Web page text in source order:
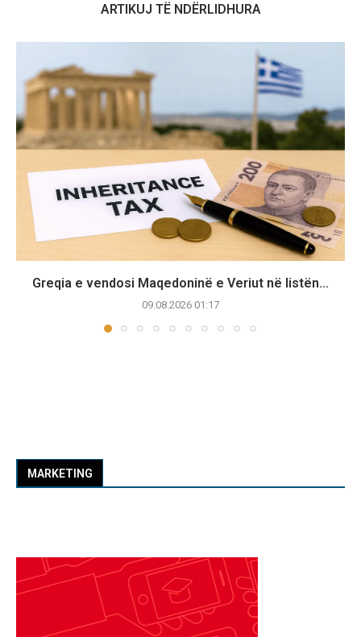
ARTIKUJ TË NDËRLIDHURA
Greqia e vendosi Maqedoninë e Veriut në listën...
09.08.2026 01:17
MARKETING